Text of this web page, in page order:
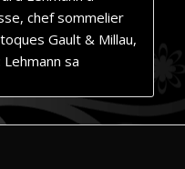
chef sommelier
Gault & Millau,
sa